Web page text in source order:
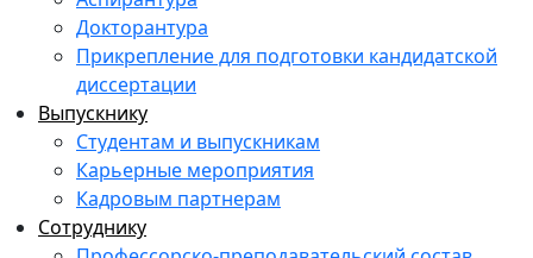
Докторантура
Прикрепление для подготовки кандидатской
диссертации
Выпускнику
Студентам и выпускникам
Карьерные мероприятия
Кадровым партнерам
Сотруднику